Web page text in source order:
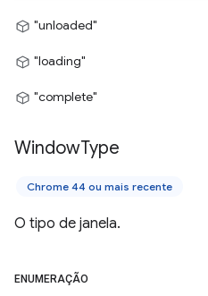
"unloaded"
"loading"
"complete"
WindowType
Chrome 44 ou mais recente
O tipo de janela.
ENUMERAÇÃO